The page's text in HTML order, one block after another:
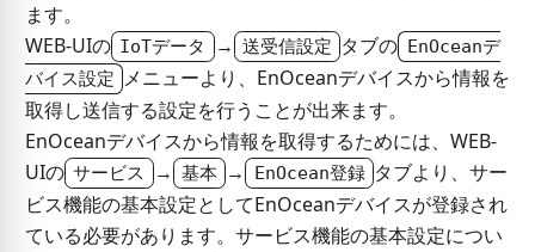
ます。
WEB-UIの IoTデータ → 送受信設定 タブの EnOceanデ
バイス設定 メニューより、EnOceanデバイスから情報を
取得し送信する設定を行うことが出来ます。
EnOceanデバイスから情報を取得するためには、WEB-
UIの サービス → 基本 → EnOcean登録 タブより、サー
ビス機能の基本設定としてEnOceanデバイスが登録され
ている必要があります。サービス機能の基本設定につい